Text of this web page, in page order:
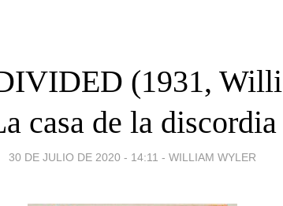
(1931,
casa de la discordia
30 DE JULIO DE 2020 - 14:11 - WILLIAM WYLER